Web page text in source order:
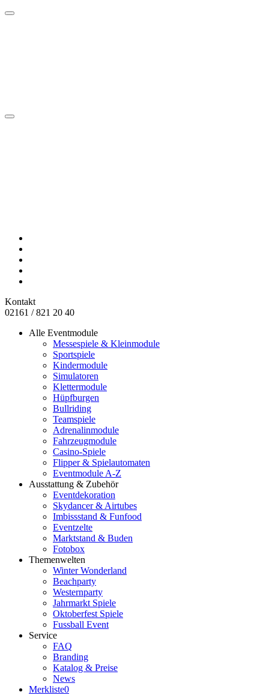
Kontakt
02161 / 821 20 40
Alle Eventmodule
Messespiele & Kleinmodule
Sportspiele
Kindermodule
Simulatoren
Klettermodule
Hüpfburgen
Bullriding
Teamspiele
Adrenalinmodule
Fahrzeugmodule
Casino-Spiele
Flipper & Spielautomaten
Eventmodule A-Z
Ausstattung & Zubehör
Eventdekoration
Skydancer & Airtubes
Imbissstand & Funfood
Eventzelte
Marktstand & Buden
Fotobox
Themenwelten
Winter Wonderland
Beachparty
Westernparty
Jahrmarkt Spiele
Oktoberfest Spiele
Fussball Event
Service
FAQ
Branding
Katalog & Preise
News
Merkliste0